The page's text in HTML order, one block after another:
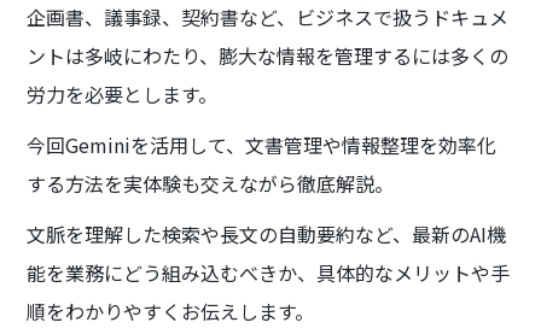
企画書、議事録、契約書など、ビジネスで扱うドキュメ
ントは多岐にわたり、膨大な情報を管理するには多くの
労力を必要とします。
今回Geminiを活用して、文書管理や情報整理を効率化
する方法を実体験も交えながら徹底解説。
文脈を理解した検索や長文の自動要約など、最新のAI機
能を業務にどう組み込むべきか、具体的なメリットや手
順をわかりやすくお伝えします。